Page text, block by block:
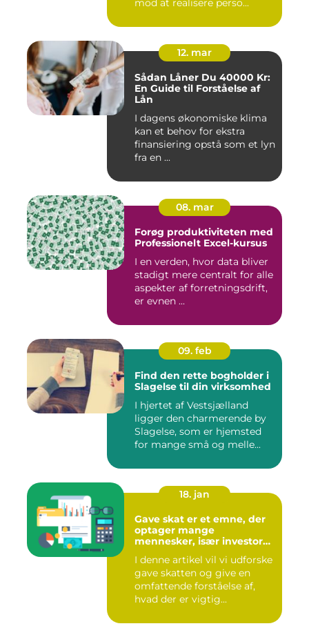
mod at realisere perso...
12. mar
Sådan Låner Du 40000 Kr:
En Guide til Forståelse af
Lån
I dagens økonomiske klima
kan et behov for ekstra
finansiering opstå som et lyn
fra en ...
08. mar
Forøg produktiviteten med
Professionelt Excel-kursus
I en verden, hvor data bliver
stadigt mere centralt for alle
aspekter af forretningsdrift,
er evnen ...
09. feb
Find den rette bogholder i
Slagelse til din virksomhed
I hjertet af Vestsjælland
ligger den charmerende by
Slagelse, som er hjemsted
for mange små og melle...
18. jan
Gave skat er et emne, der
optager mange
mennesker, især investorer
optimere deres
økonomiske strategier
I denne artikel vil vi udforske
gave skatten og give en
omfattende forståelse af,
hvad der er vigtig...